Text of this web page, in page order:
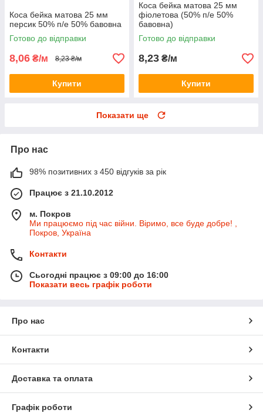
Коса бейка матова 25 мм
персик 50% п/е 50% бавовна
Готово до відправки
8,06 ₴/м 8,23 ₴/м
Купити
Коса бейка матова 25 мм
фіолетова (50% п/е 50%
бавовна)
Готово до відправки
8,23 ₴/м
Купити
Показати ще
Про нас
98% позитивних з 450 відгуків за рік
Працює з 21.10.2012
м. Покров
Ми працюємо під час війни. Віримо, все буде добре! ,
Покров, Україна
Контакти
Сьогодні працює з 09:00 до 16:00
Показати весь графік роботи
Про нас
Контакти
Доставка та оплата
Графік роботи